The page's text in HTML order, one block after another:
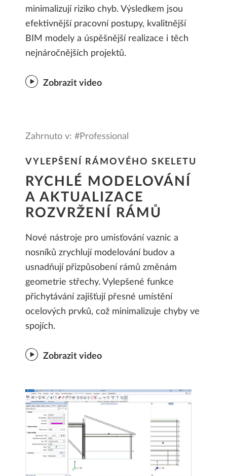
minimalizují riziko chyb. Výsledkem jsou
efektivnější pracovní postupy, kvalitnější
BIM modely a úspěšnější realizace i těch
nejnáročnějších projektů.
Zobrazit video
Zahrnuto v: #Professional
VYLEPŠENÍ RÁMOVÉHO SKELETU
RYCHLÉ MODELOVÁNÍ
A AKTUALIZACE
ROZVRŽENÍ RÁMŮ
Nové nástroje pro umisťování vaznic a
nosníků zrychlují modelování budov a
usnadňují přizpůsobení rámů změnám
geometrie střechy. Vylepšené funkce
přichytávání zajišťují přesné umístění
ocelových prvků, což minimalizuje chyby ve
spojích.
Zobrazit video